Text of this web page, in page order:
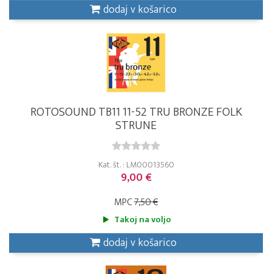
dodaj v košarico
ROTOSOUND TB11 11-52 TRU BRONZE FOLK
STRUNE
Kat. št. : LM00013560
9,00 €
MPC7,50 €
Takoj na voljo
dodaj v košarico